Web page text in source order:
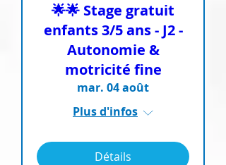
🌟🌟 Stage gratuit
enfants 3/5 ans - J2 -
Autonomie &
motricité fine
mar. 04 août
Plus d'infos
Détails